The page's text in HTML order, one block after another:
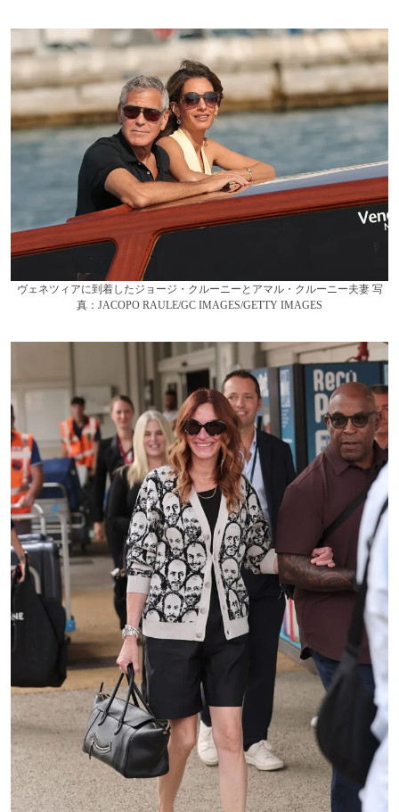
ヴェネツィアに到着したジョージ・クルーニーとアマル・クルーニー夫妻 写
真：JACOPO RAULE/GC IMAGES/GETTY IMAGES